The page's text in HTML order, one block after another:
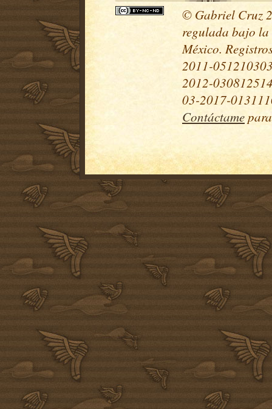
© Gabriel Cruz
regulada bajo la
México.
2011-
2012-
03-2017-
Contáctame